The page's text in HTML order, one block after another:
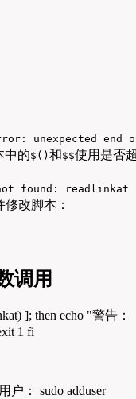
unexpected end
中的$() 和$$使用是否
not found: readlinkat
改脚本：
调用
]; then echo "警告：
1 fi
： sudo adduser